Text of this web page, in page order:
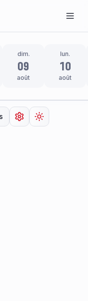
dim.
09
août
lun.
10
août
Ouvrir lesChanger de